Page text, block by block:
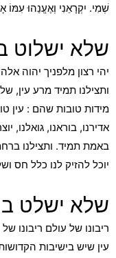
שְׁמִי. יִקְרָאֵנִי וְאֶעֱנֵהוּ עִמּוֹ
שלא ישלוט
יהי רצון מלפניך יהוה
ותצילנו תמיד מרע עין,
מידות טובות שהם : עין
אדירנו, בוראנו,
באמת תמיד. ותצילנו
יוכל להזיק לנו כלל חס
שלא ישלט
ריבונו של עולם
עין שיש בישיבות